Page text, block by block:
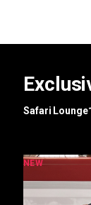
Safari Lounge
NEW